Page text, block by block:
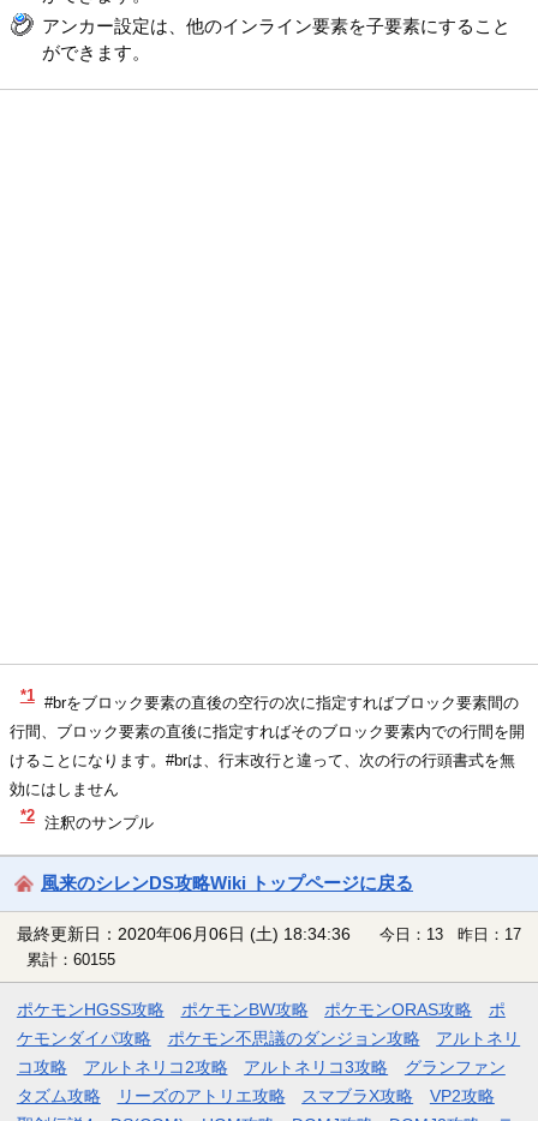
アンカー設定は、他のインライン要素を子要素にすること
ができます。
*1 #brをブロック要素の直後の空行の次に指定すればブロック要素間の
行間、ブロック要素の直後に指定すればそのブロック要素内での行間を開
けることになります。#brは、行末改行と違って、次の行の行頭書式を無
効にはしません
*2 注釈のサンプル
風来のシレンDS攻略Wiki トップページに戻る
最終更新日：2020年06月06日 (土) 18:34:36
今日：13 昨日：17
累計：60155
ポケモンHGSS攻略 ポケモンBW攻略 ポケモンORAS攻略
ポ
ケモンダイパ攻略
ポケモン不思議のダンジョン攻略
アルトネリ
コ攻略
アルトネリコ2攻略 アルトネリコ3攻略
グランファン
タズム攻略
リーズのアトリエ攻略 スマブラX攻略
VP2攻略